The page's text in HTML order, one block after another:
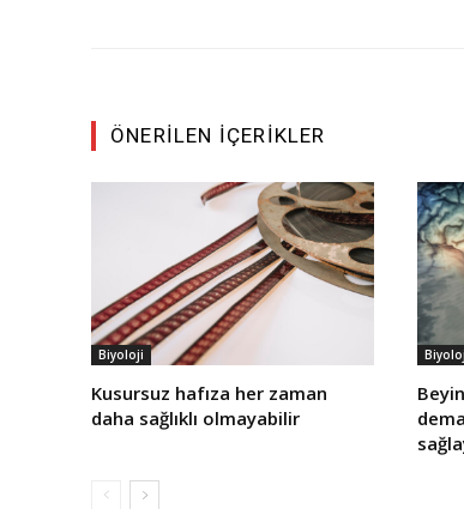
ÖNERILEN İÇERIKLER
Biyoloji
Kusursuz hafıza her zaman
daha sağlıklı olmayabilir